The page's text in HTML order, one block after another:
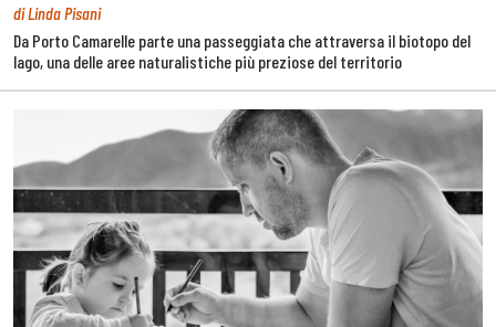
di Linda Pisani
Da Porto Camarelle parte una passeggiata che attraversa il biotopo del
lago, una delle aree naturalistiche più preziose del territorio